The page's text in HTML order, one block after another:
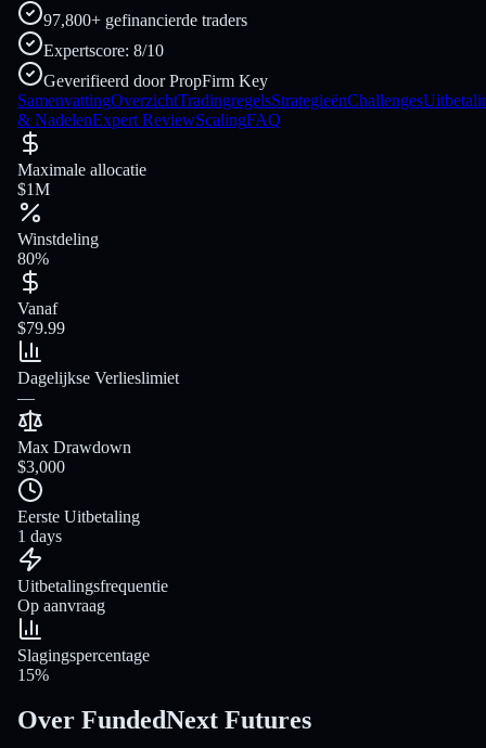
97,800+ gefinancierde traders
Expertscore: 8/10
Geverifieerd door PropFirm Key
SamenvattingOverzichtTradingregelsStrategieënChallenges
& NadelenExpert ReviewScalingFAQ
Maximale allocatie
$1M
Winstdeling
80%
Vanaf
$79.99
Dagelijkse Verlieslimiet
—
Max Drawdown
$3,000
Eerste Uitbetaling
1 days
Uitbetalingsfrequentie
Op aanvraag
Slagingspercentage
15%
Over FundedNext Futures